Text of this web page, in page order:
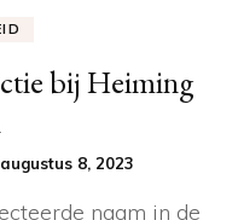
bij Heiming
augustus 8, 2023
naam in de